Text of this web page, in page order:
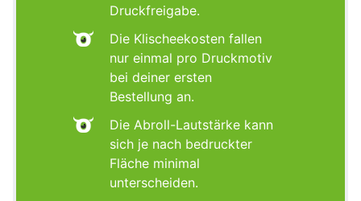
Druckfreigabe.
Die Klischeekosten fallen
nur einmal pro Druckmotiv
bei deiner ersten
Bestellung an.
Die Abroll-Lautstärke kann
sich je nach bedruckter
Fläche minimal
unterscheiden.